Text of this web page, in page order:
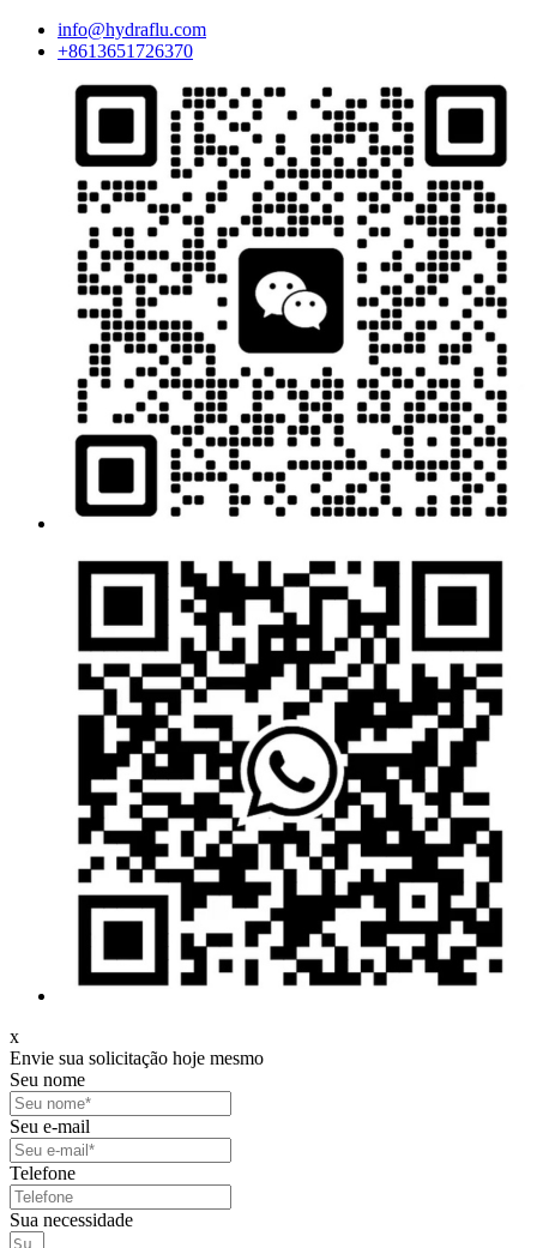
info@hydraflu.com
+8613651726370
x
Envie sua solicitação hoje mesmo
Seu nome
Seu e-mail
Telefone
Sua necessidade